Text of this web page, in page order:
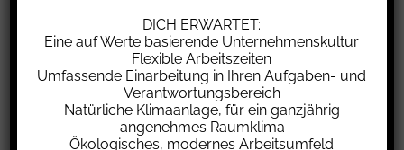
Die Zahlungen von Trennungs- oder
nachehelichem Unterhalt an den dauernd
getrennt lebenden oder geschiedenen
Ehepartner können Sonderausgaben im
Rahmen der Einkommensteuer darstellen.
Voraussetzung dafür ist, dass der
DICH ERWARTET:
Eine auf Werte basierende Unternehmenskultur
Flexible Arbeitszeiten
Umfassende Einarbeitung in Ihren Aufgaben- und
Verantwortungsbereich
Natürliche Klimaanlage, für ein ganzjährig
angenehmes Raumklima
Ökologisches, modernes Arbeitsumfeld